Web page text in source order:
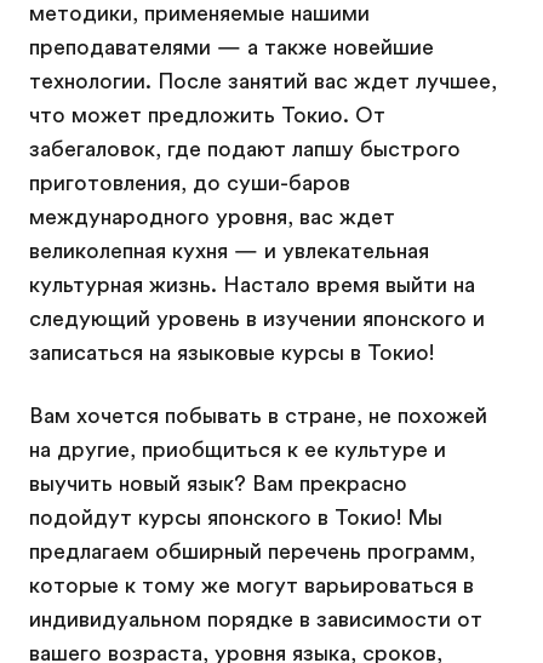
методики, применяемые нашими
преподавателями — а также новейшие
технологии. После занятий вас ждет лучшее,
что может предложить Токио. От
забегаловок, где подают лапшу быстрого
приготовления, до суши-баров
международного уровня, вас ждет
великолепная кухня — и увлекательная
культурная жизнь. Настало время выйти на
следующий уровень в изучении японского и
записаться на языковые курсы в Токио!
Вам хочется побывать в стране, не похожей
на другие, приобщиться к ее культуре и
выучить новый язык? Вам прекрасно
подойдут курсы японского в Токио! Мы
предлагаем обширный перечень программ,
которые к тому же могут варьироваться в
индивидуальном порядке в зависимости от
вашего возраста, уровня языка, сроков,